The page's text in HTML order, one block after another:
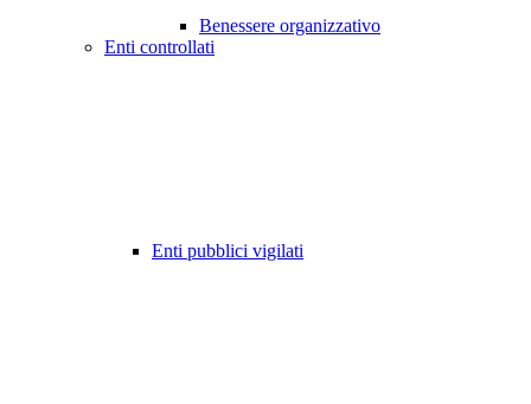
Benessere organizzativo
Enti controllati
Enti pubblici vigilati